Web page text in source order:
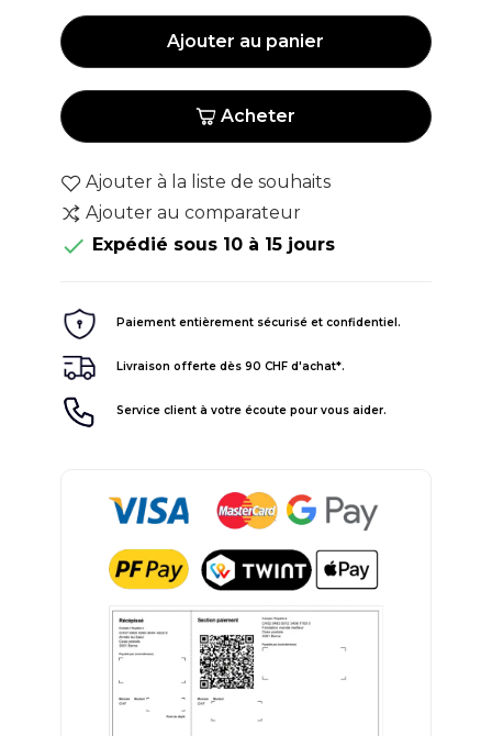
Ajouter au panier
Acheter
Ajouter à la liste de souhaits
Ajouter au comparateur
 Expédié sous 10 à 15 jours
Paiement entièrement sécurisé et confidentiel.
Livraison offerte dès 90 CHF d'achat*.
Service client à votre écoute pour vous aider.